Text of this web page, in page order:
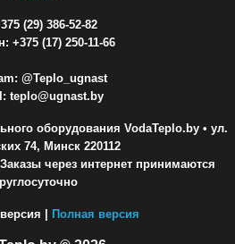
(29) 386-52-82
+375 (17) 250-11-66
@Teplo_ugnast
teplo@ugnast.by
оборудования VodaTeplo.by • ул.
74, Минск 220112
через интернет принимаются
| Полная версия